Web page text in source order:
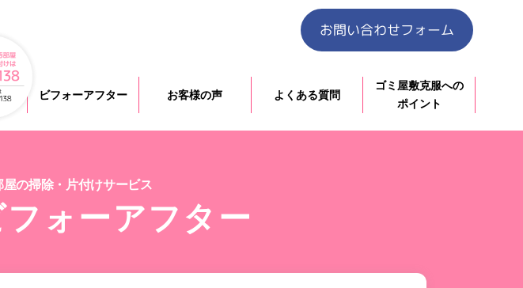
お問い合わせフォーム
ビフォーアフター お客様の声 よくある質問
ゴミ屋敷克服への
ポイント
の掃除・片付けサービス
ォーアフター